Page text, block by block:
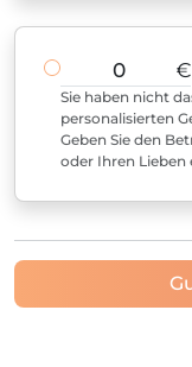
€
Sie haben nicht
personalisierten
Geben Sie den
oder Ihren Lieben